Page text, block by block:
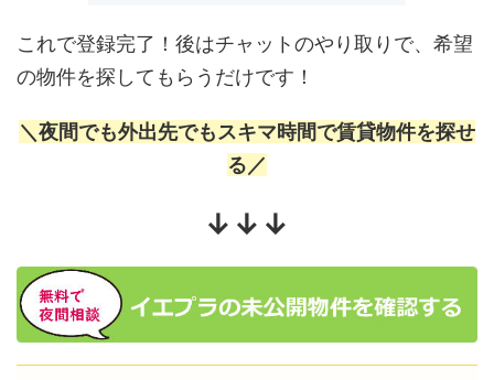
これで登録完了！後はチャットのやり取りで、希望
の物件を探してもらうだけです！
＼夜間でも外出先でもスキマ時間で賃貸物件を探せ
る／
↓↓↓